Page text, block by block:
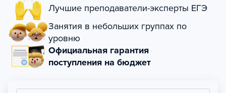
Лучшие преподаватели-эксперты ЕГЭ
Занятия в небольших группах по
уровню
Официальная гарантия
поступления на бюджет